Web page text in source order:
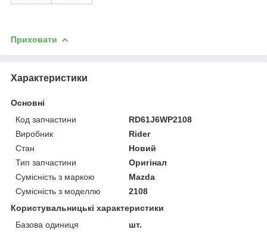
Приховати
Характеристики
Основні
Код запчастини
RD61J6WP2108
Виробник
Rider
Стан
Новий
Тип запчастини
Оригінал
Сумісність з маркою
Mazda
Сумісність з моделлю
2108
Користувальницькі характеристики
Базова одиниця
шт.